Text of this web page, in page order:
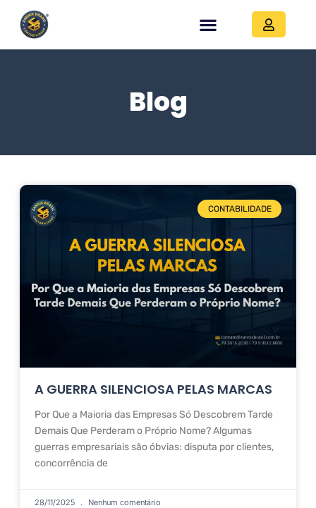
Blog
CONTABILIDADE
A GUERRA SILENCIOSA PELAS MARCAS
Por Que a Maioria das Empresas Só Descobrem Tarde
Demais Que Perderam o Próprio Nome? Algumas
guerras empresariais são óbvias: disputa por clientes,
concorrência de
28/11/2025 Nenhum comentário